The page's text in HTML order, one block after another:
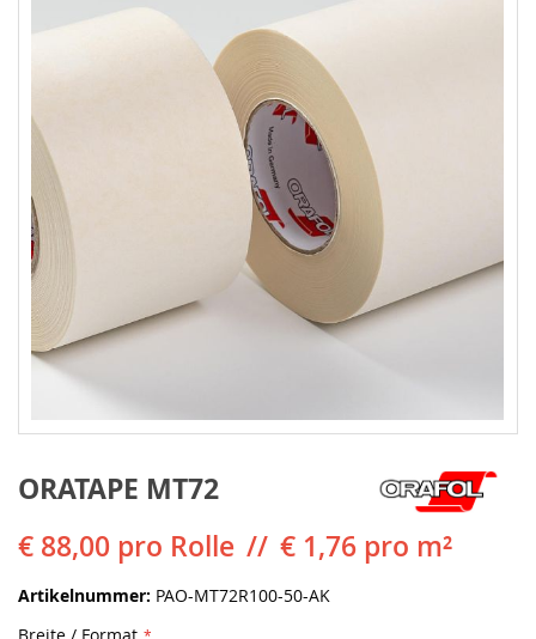
ORATAPE MT72
€ 88,00 pro Rolle € 1,76 pro m²
Artikelnummer PAO-MT72R100-50-AK